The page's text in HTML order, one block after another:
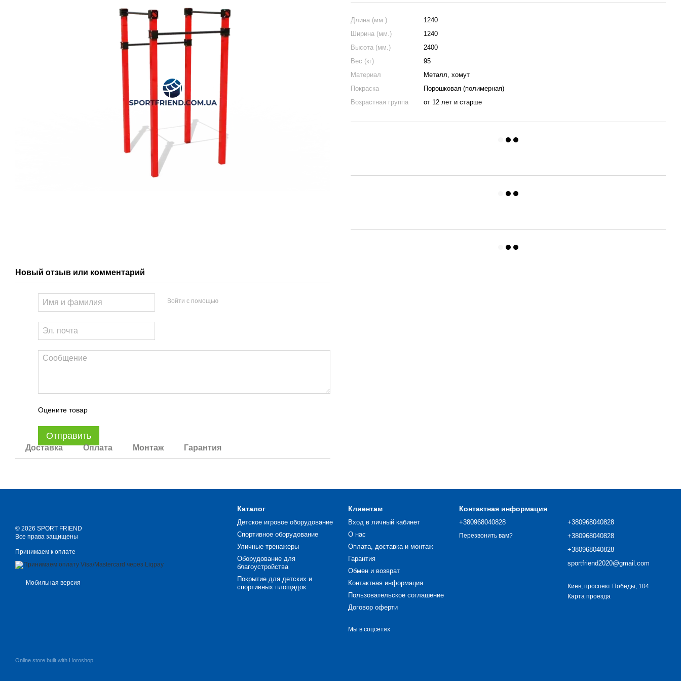
Новый отзыв или комментарий
Войти с помощью
Оцените товар
Отправить
Доставка Оплата Монтаж Гарантия
Длина (мм.)
1240
Ширина (мм.)
1240
Высота (мм.)
2400
Вес (кг)
95
Материал
Металл, хомут
Покраска
Порошковая (полимерная)
Возрастная группа
от 12 лет и старше
© 2026 SPORT FRIEND
Все права защищены
Принимаем к оплате
Мобильная версия
Online store built with Horoshop
Каталог
Детское игровое оборудование
Спортивное оборудование
Уличные тренажеры
Оборудование для
благоустройства
Покрытие для детских и
спортивных площадок
Клиентам
Вход в личный кабинет
О нас
Оплата, доставка и монтаж
Гарантия
Обмен и возврат
Контактная информация
Пользовательское соглашение
Договор оферти
Мы в соцсетях
Контактная информация
+380968040828
Перезвонить вам?
+380968040828
+380968040828
+380968040828
sportfriend2020@gmail.com
Киев, проспект Победы, 104
Карта проезда